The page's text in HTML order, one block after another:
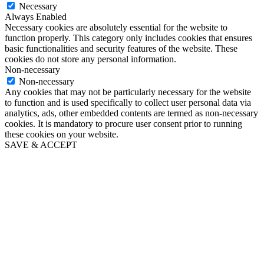
Necessary
Always Enabled
Necessary cookies are absolutely essential for the website to
function properly. This category only includes cookies that ensures
basic functionalities and security features of the website. These
cookies do not store any personal information.
Non-necessary
Non-necessary
Any cookies that may not be particularly necessary for the website
to function and is used specifically to collect user personal data via
analytics, ads, other embedded contents are termed as non-necessary
cookies. It is mandatory to procure user consent prior to running
these cookies on your website.
SAVE & ACCEPT